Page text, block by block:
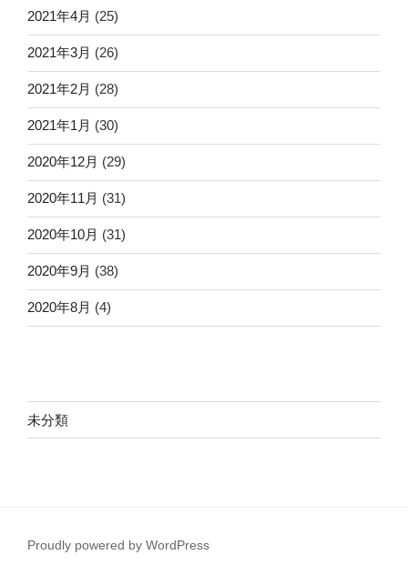
2021年4月 (25)
2021年3月 (26)
2021年2月 (28)
2021年1月 (30)
2020年12月 (29)
2020年11月 (31)
2020年10月 (31)
2020年9月 (38)
2020年8月 (4)
未分類
Proudly powered by WordPress